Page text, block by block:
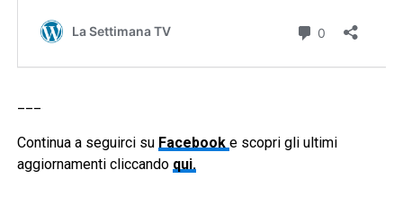
Continua a seguirci su Facebook e scopri gli ultimi
aggiornamenti cliccando qui.